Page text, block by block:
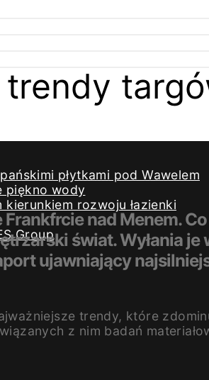
płytkami pod Wawelem
piękno wody
rozwoju łazienki
Group
nad Menem.
świat. Wyłania je
ujawniający
trendy, które
z nim badań